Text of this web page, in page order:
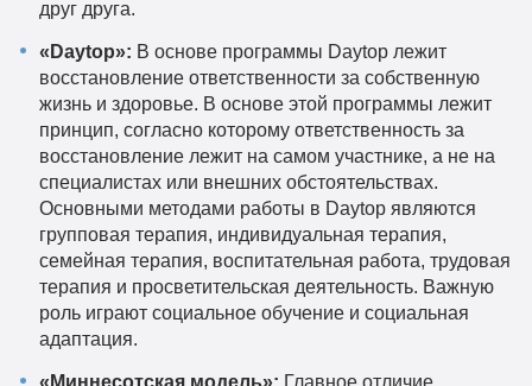
друг друга.
«Daytop»: В основе программы Daytop лежит
восстановление ответственности за собственную
жизнь и здоровье. В основе этой программы лежит
принцип, согласно которому ответственность за
восстановление лежит на самом участнике, а не на
специалистах или внешних обстоятельствах.
Основными методами работы в Daytop являются
групповая терапия, индивидуальная терапия,
семейная терапия, воспитательная работа, трудовая
терапия и просветительская деятельность. Важную
роль играют социальное обучение и социальная
адаптация.
«Миннесотская модель»: Главное отличие